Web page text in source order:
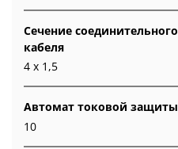
Сечение соединительного
кабеля
4 х 1,5
Автомат токовой защиты
10